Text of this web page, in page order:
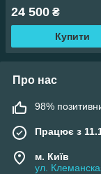
24 500 ₴
Купити
Про нас
98%
Працює з
м. Київ
ул.